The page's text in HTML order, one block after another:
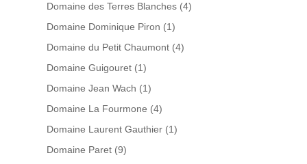
Domaine des Terres Blanches(4)
Domaine Dominique Piron (1)
Domaine du Petit Chaumont(4)
Domaine Guigouret(1)
Domaine Jean Wach (1)
Domaine La Fourmone (4)
Domaine Laurent Gauthier(1)
Domaine Paret(9)